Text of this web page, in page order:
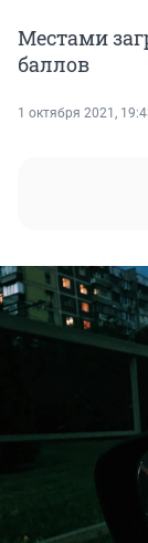
Местами
баллов
1 октября 2021,